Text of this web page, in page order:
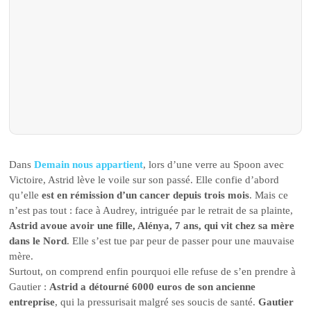
DansDemain nous appartient, lors d’une verre au Spoon avec
Victoire, Astrid lève le voile sur son passé. Elle confie d’abord
qu’elleest en rémission d’un cancer depuis trois mois. Mais ce
n’est pas tout : face à Audrey, intriguée par le retrait de sa plainte,
Astrid avoue avoir une fille, Alénya, 7 ans, qui vit chez sa mère
dans le Nord. Elle s’est tue par peur de passer pour une mauvaise
mère.
Surtout, on comprend enfin pourquoi elle refuse de s’en prendre à
Gautier : Astrid a détourné 6000 euros de son ancienne
entreprise, qui la pressurisait malgré ses soucis de santé.Gautier